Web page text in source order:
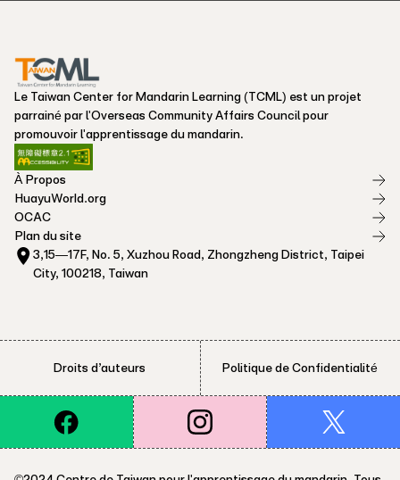
Le Taiwan Center for Mandarin Learning (TCML) est un projet
parrainé par l'Overseas Community Affairs Council pour
promouvoir l'apprentissage du mandarin.
À Propos
HuayuWorld.org
OCAC
Plan du site
3,15—17F, No. 5, Xuzhou Road, Zhongzheng District, Taipei
City, 100218, Taiwan
Droits d’auteurs Politique de Confidentialité